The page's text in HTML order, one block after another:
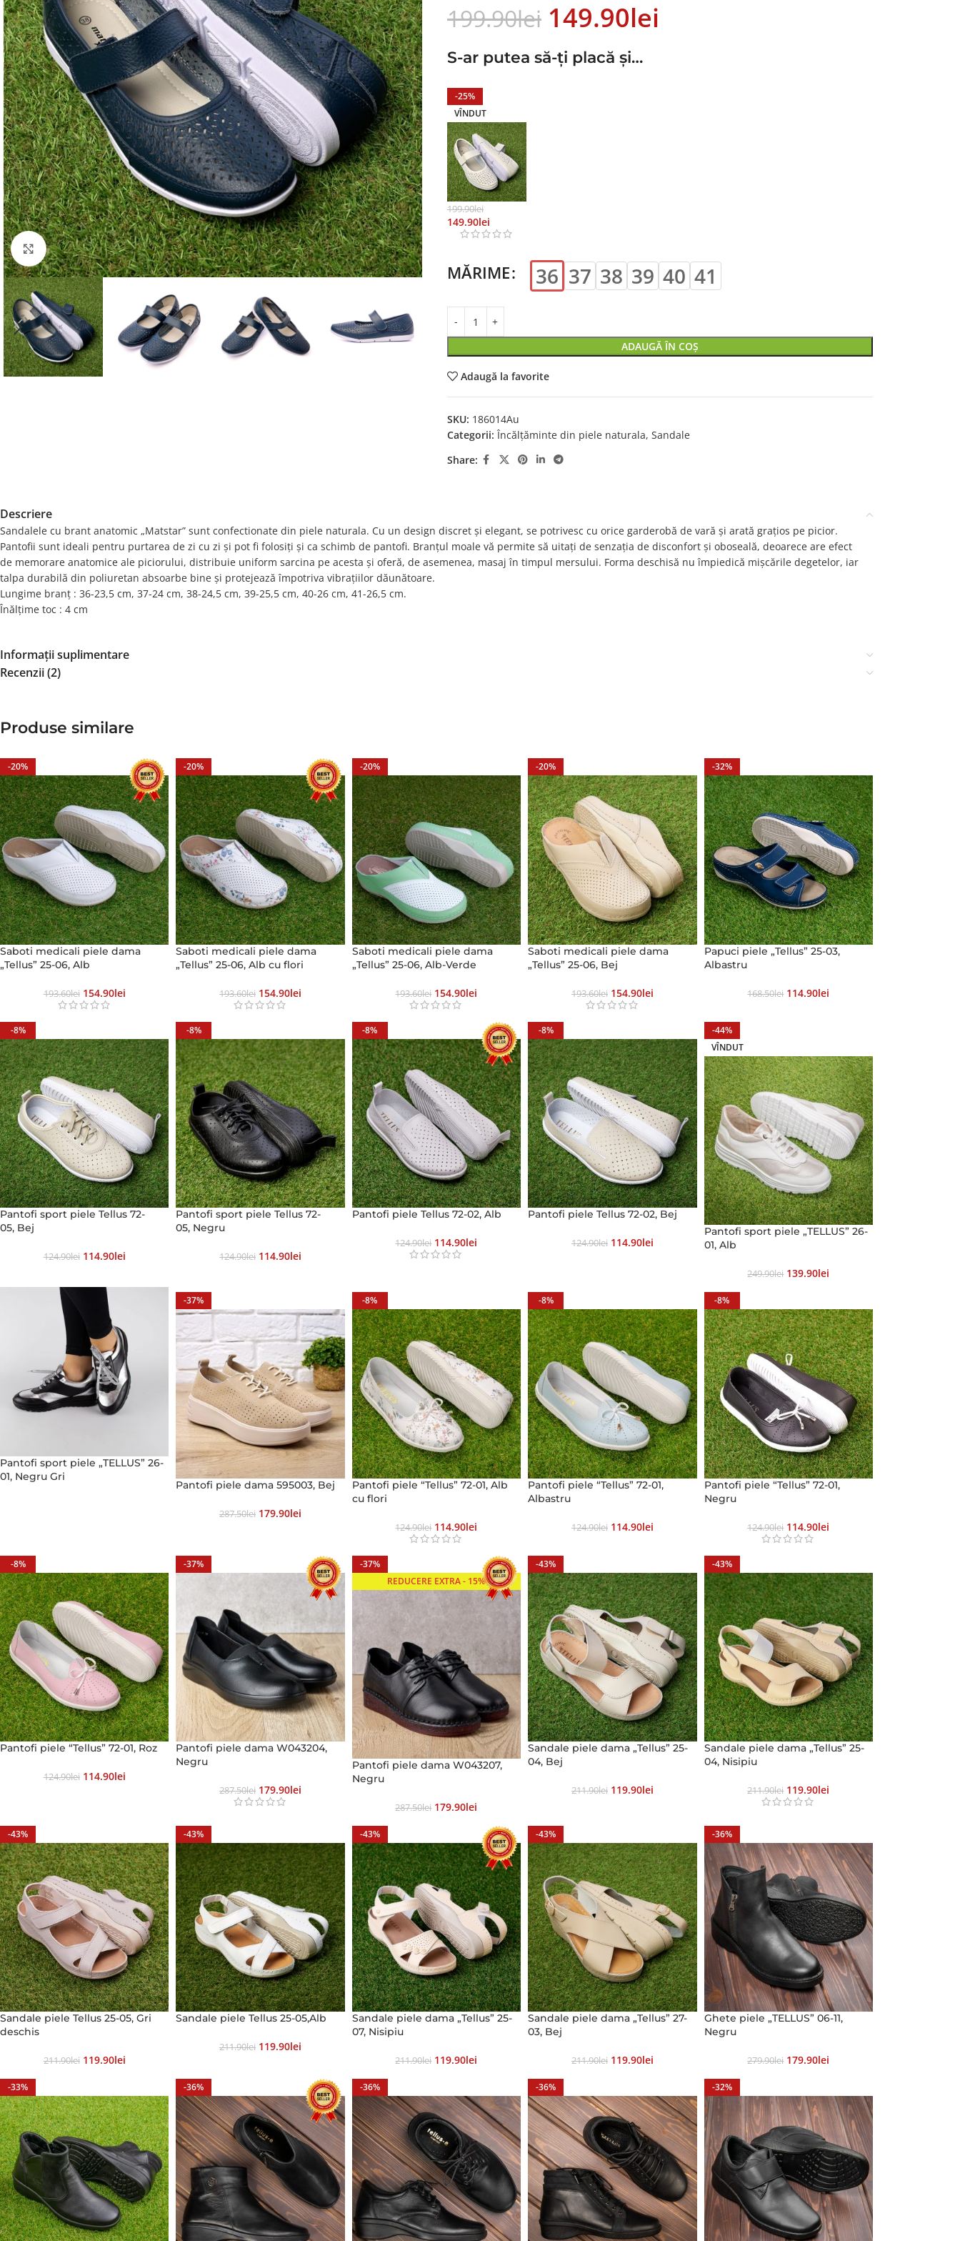
Faceți click pentru a mări
199.90Lei 149.90Lei
S-ar putea să-ți placă și…
-25%
VÎNDUT
199.90Lei
149.90Lei
MĂRIME 36 37 38 39 40 41
ADAUGĂ ÎN COȘ
Adaugă la favorite
SKU: 186014Au
Categorii: Încălțăminte din piele naturala, Sandale
Share:
Descriere
Sandalele cu brant anatomic „Matstar” sunt confectionate din piele naturala. Cu un design discret și elegant, se potrivesc cu orice garderobă de vară și arată grațios pe picior.
Pantofii sunt ideali pentru purtarea de zi cu zi și pot fi folosiți și ca schimb de pantofi. Branțul moale vă permite să uitați de senzația de disconfort și oboseală, deoarece are efect
de memorare anatomice ale piciorului, distribuie uniform sarcina pe acesta și oferă, de asemenea, masaj în timpul mersului. Forma deschisă nu împiedică mișcările degetelor, iar
talpa durabilă din poliuretan absoarbe bine și protejează împotriva vibrațiilor dăunătoare.
Lungime branț : 36-23,5 cm, 37-24 cm, 38-24,5 cm, 39-25,5 cm, 40-26 cm, 41-26,5 cm.
Înălțime toc : 4 cm
Informații suplimentare
Recenzii (2)
Produse similare
-20%
Saboti medicali piele dama
„Tellus” 25-06, Alb
193.60Lei 154.90Lei
-20%
Saboti medicali piele dama
„Tellus” 25-06, Alb cu flori
193.60Lei 154.90Lei
-20%
Saboti medicali piele dama
„Tellus” 25-06, Alb-Verde
193.60Lei 154.90Lei
-20%
Saboti medicali piele dama
„Tellus” 25-06, Bej
193.60Lei 154.90Lei
-32%
Papuci piele „Tellus” 25-03,
Albastru
168.50Lei 114.90Lei
-8%
Pantofi sport piele Tellus 72-
05, Bej
124.90Lei 114.90Lei
-8%
Pantofi sport piele Tellus 72-
05, Negru
124.90Lei 114.90Lei
-8%
Pantofi piele Tellus 72-02, Alb
124.90Lei 114.90Lei
-8%
Pantofi piele Tellus 72-02, Bej
124.90Lei 114.90Lei
-44%
VÎNDUT
Pantofi sport piele „TELLUS” 26-
01, Alb
249.90Lei 139.90Lei
Pantofi sport piele „TELLUS” 26-
01, Negru Gri
-37%
Pantofi piele dama 595003, Bej
287.50Lei 179.90Lei
-8%
Pantofi piele “Tellus” 72-01, Alb
cu flori
124.90Lei 114.90Lei
-8%
Pantofi piele “Tellus” 72-01,
Albastru
124.90Lei 114.90Lei
-8%
Pantofi piele “Tellus” 72-01,
Negru
124.90Lei 114.90Lei
-8%
Pantofi piele “Tellus” 72-01, Roz
124.90Lei 114.90Lei
-37%
Pantofi piele dama W043204,
Negru
287.50Lei 179.90Lei
-37%
REDUCERE EXTRA - 15%
Pantofi piele dama W043207,
Negru
287.50Lei 179.90Lei
-43%
Sandale piele dama „Tellus” 25-
04, Bej
211.90Lei 119.90Lei
-43%
Sandale piele dama „Tellus” 25-
04, Nisipiu
211.90Lei 119.90Lei
-43%
Sandale piele Tellus 25-05, Gri
deschis
211.90Lei 119.90Lei
-43%
Sandale piele Tellus 25-05,Alb
211.90Lei 119.90Lei
-43%
Sandale piele dama „Tellus” 25-
07, Nisipiu
211.90Lei 119.90Lei
-43%
Sandale piele dama „Tellus” 27-
03, Bej
211.90Lei 119.90Lei
-36%
Ghete piele „TELLUS” 06-11,
Negru
279.90Lei 179.90Lei
-33% -36% -36% -36% -32%